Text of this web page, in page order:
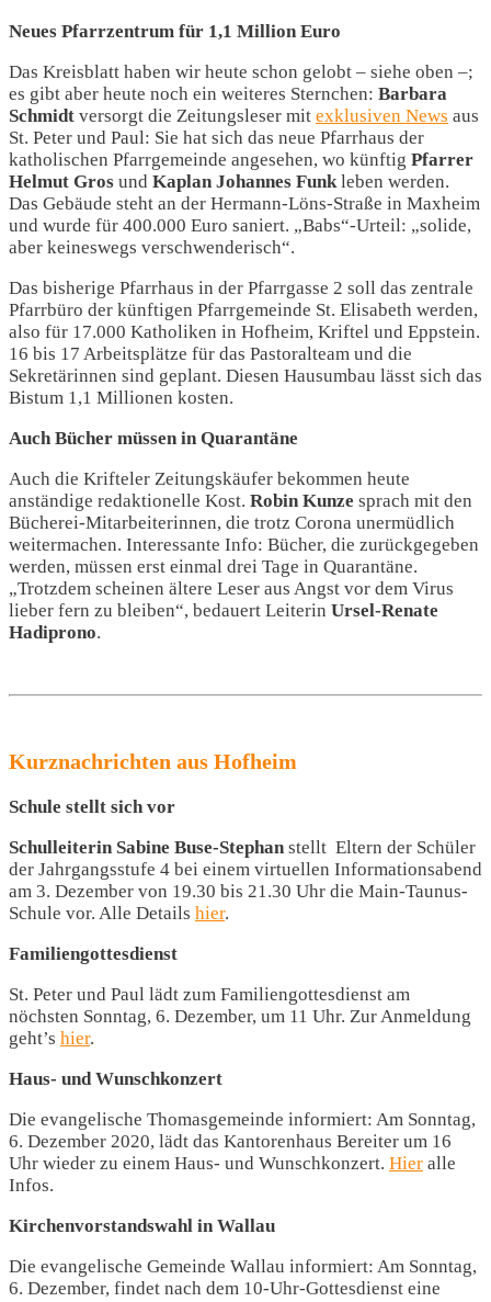
Neues Pfarrzentrum für 1,1 Million Euro
Das Kreisblatt haben wir heute schon gelobt – siehe oben –;
es gibt aber heute noch ein weiteres Sternchen: Barbara
Schmidt versorgt die Zeitungsleser mit exklusiven News aus
St. Peter und Paul: Sie hat sich das neue Pfarrhaus der
katholischen Pfarrgemeinde angesehen, wo künftig Pfarrer
Helmut Gros und Kaplan Johannes Funkleben werden.
Das Gebäude steht an der Hermann-Löns-Straße in Maxheim
und wurde für 400.000 Euro saniert. „Babs“-Urteil: „solide,
aber keineswegs verschwenderisch“.
Das bisherige Pfarrhaus in der Pfarrgasse 2 soll das zentrale
Pfarrbüro der künftigen Pfarrgemeinde St. Elisabeth werden,
also für 17.000 Katholiken in Hofheim, Kriftel und Eppstein.
16 bis 17 Arbeitsplätze für das Pastoralteam und die
Sekretärinnen sind geplant. Diesen Hausumbau lässt sich das
Bistum 1,1 Millionen kosten.
Auch Bücher müssen in Quarantäne
Auch die Krifteler Zeitungskäufer bekommen heute
anständige redaktionelle Kost. Robin Kunze sprach mit den
Bücherei-Mitarbeiterinnen, die trotz Corona unermüdlich
weitermachen. Interessante Info: Bücher, die zurückgegeben
werden, müssen erst einmal drei Tage in Quarantäne.
„Trotzdem scheinen ältere Leser aus Angst vor dem Virus
lieber fern zu bleiben“, bedauert Leiterin Ursel-Renate
Hadiprono.
Kurznachrichten aus Hofheim
Schule stellt sich vor
Schulleiterin Sabine Buse-Stephan stellt Eltern der Schüler
der Jahrgangsstufe 4 bei einem virtuellen Informationsabend
am 3. Dezember von 19.30 bis 21.30 Uhr die Main-Taunus-
Schule vor. Alle Details hier.
Familiengottesdienst
St. Peter und Paul lädt zum Familiengottesdienst am
nöchsten Sonntag, 6. Dezember, um 11 Uhr. Zur Anmeldung
geht’s hier.
Haus- und Wunschkonzert
Die evangelische Thomasgemeinde informiert: Am Sonntag,
6. Dezember 2020, lädt das Kantorenhaus Bereiter um 16
Uhr wieder zu einem Haus- und Wunschkonzert. Hier alle
Infos.
Kirchenvorstandswahl in Wallau
Die evangelische Gemeinde Wallau informiert: Am Sonntag,
6. Dezember, findet nach dem 10-Uhr-Gottesdienst eine